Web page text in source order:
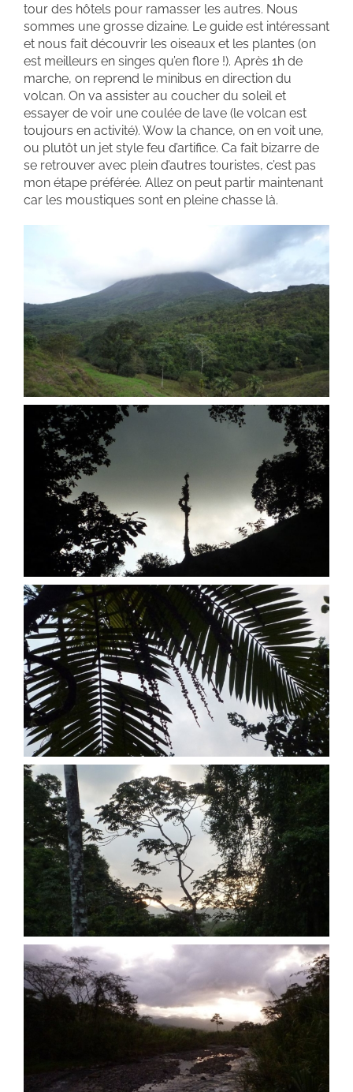
tour des hôtels pour ramasser les autres. Nous
sommes une grosse dizaine. Le guide est intéressant
et nous fait découvrir les oiseaux et les plantes (on
est meilleurs en singes qu’en flore !). Après 1h de
marche, on reprend le minibus en direction du
volcan. On va assister au coucher du soleil et
essayer de voir une coulée de lave (le volcan est
toujours en activité). Wow la chance, on en voit une,
ou plutôt un jet style feu d’artifice. Ca fait bizarre de
se retrouver avec plein d’autres touristes, c’est pas
mon étape préférée. Allez on peut partir maintenant
car les moustiques sont en pleine chasse là.